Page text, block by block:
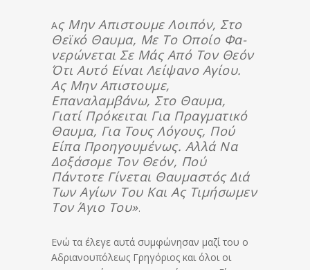
ΑΣ Μην Απιστουμε Λοιπόν, Στο
Θεϊκό Θαυμα, Με Το Οποίο Φα­
Νε­ρώ­νε­ται Σε Μάς Από Τον Θεόν
Ότι Αυτό Είναι Λείψανο Αγίου.
Ας Μην Απιστουμε,
Επαναλαμβάνω, Στο Θαυμα,
Γιατί Πρόκειται Για Πρα­γμα­τι­κό
Θαυμα, Για Τους Λόγους, Πού
Είπα Προηγουμένως. Αλ­λά Να
Δοξάσομε Τον Θεόν, Πού
Πάντοτε Γίνεται Θαυμαστός Διά
Των Αγίων Του Και Ας Τιμήσωμεν
Τον Άγιο Του».
Ενώ τα έλεγε αυτά συμφώνησαν μαζί του ο
Αδριανουπόλεως Γρηγόριος και όλοι οι